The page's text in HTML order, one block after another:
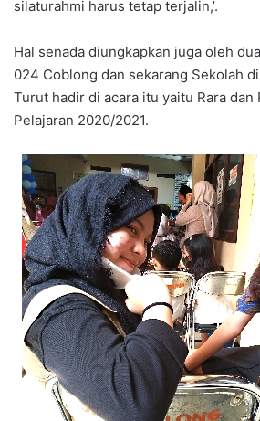
silaturahmi harus tetap terjalin,’.
Hal senada diungkapkan juga oleh
024 Coblong dan sekarang Sekolah
Turut hadir di acara itu yaitu Rara dan
Pelajaran 2020/2021.